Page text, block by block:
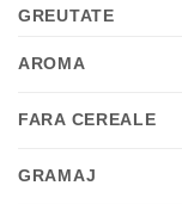
GREUTATE
AROMA
FARA CEREALE
GRAMAJ